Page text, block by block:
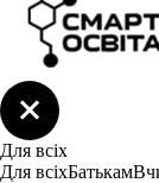
Для всіх
Для всіхБатькам